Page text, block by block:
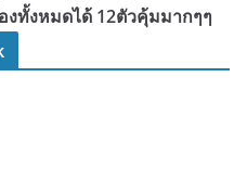
งทั้งหมดได้ 12ตัวคุ้มมากๆๆ